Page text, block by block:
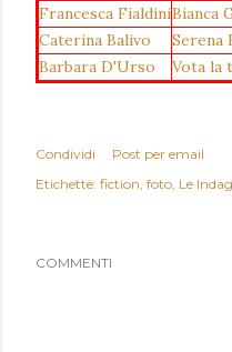
Francesca FialdiniBianca
Caterina Balivo
Serena
Barbara D'Urso
Vota la
Condividi
Post per email
Etichette: fiction foto Le
COMMENTI